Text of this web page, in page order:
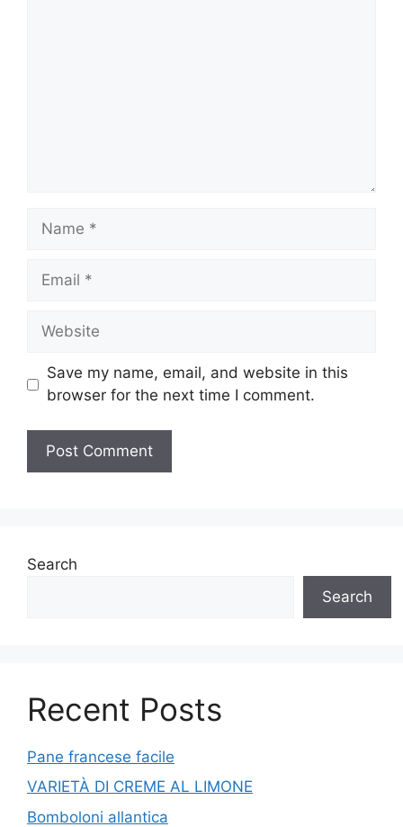
Name
Email
Website
Save my name, email, and website in this
browser for the next time I comment.
Search
Search
Recent Posts
Pane francese facile
VARIETÀ DI CREME AL LIMONE
Bomboloni allantica